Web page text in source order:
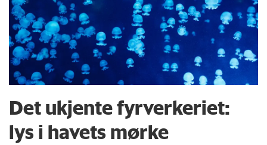
Det ukjente fyrverkeriet:
lys i havets mørke